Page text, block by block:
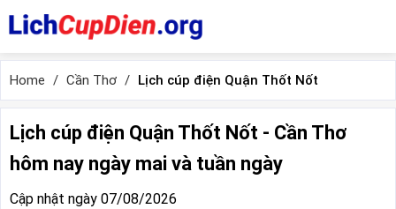
Home Cần Thơ Lịch cúp điện Quận Thốt Nốt
Lịch cúp điện Quận Thốt Nốt - Cần Thơ
hôm nay ngày mai và tuần ngày
Cập nhật ngày 07/08/2026